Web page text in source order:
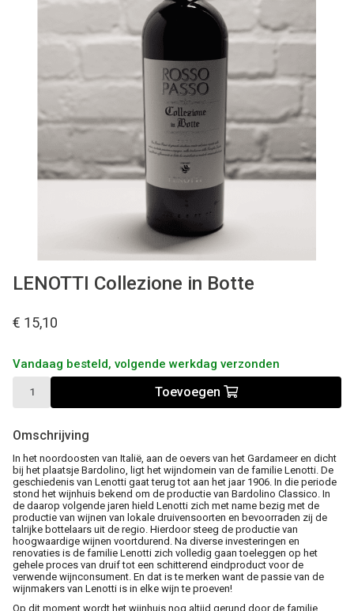
Cadeaubon
LENOTTI Collezione in Botte
€ 15,10
Vandaag besteld, volgende werkdag verzonden
Toevoegen
Omschrijving
In het noordoosten van Italië, aan de oevers van het Gardameer en dicht
bij het plaatsje Bardolino, ligt het wijndomein van de familie Lenotti. De
geschiedenis van Lenotti gaat terug tot aan het jaar 1906. In die periode
stond het wijnhuis bekend om de productie van Bardolino Classico. In
de daarop volgende jaren hield Lenotti zich met name bezig met de
productie van wijnen van lokale druivensoorten en bevoorraden zij de
talrijke bottelaars uit de regio. Hierdoor steeg de productie van
hoogwaardige wijnen voortdurend. Na diverse investeringen en
renovaties is de familie Lenotti zich volledig gaan toeleggen op het
gehele proces van druif tot een schitterend eindproduct voor de
verwende wijnconsument. En dat is te merken want de passie van de
wijnmakers van Lenotti is in elke wijn te proeven!
Op dit moment wordt het wijnhuis nog altijd gerund door de familie